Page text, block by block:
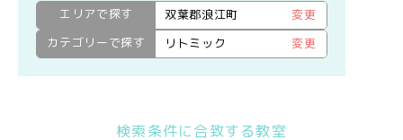
エリアで探す 双葉郡浪江町
変更
カテゴリーで探す
リトミック 変更
検索条件に合致する教室